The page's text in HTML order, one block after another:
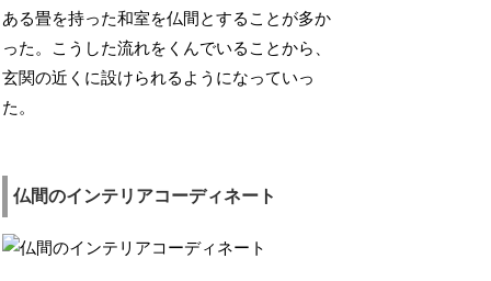
ある畳を持った和室を仏間とすることが多か
った。こうした流れをくんでいることから、
玄関の近くに設けられるようになっていっ
た。
仏間のインテリアコーディネート